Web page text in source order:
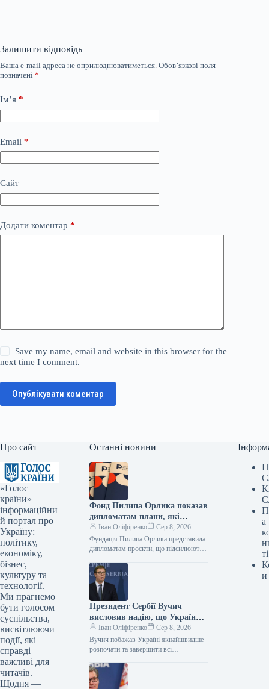
Залишити відповідь
Ваша e-mail адреса не оприлюднюватиметься. Обов’язкові поля
позначені *
Ім’я *
Email *
Сайт
Додати коментар *
Save my name, email and website in this browser for the
next time I comment.
Опублікувати коментар
Про сайт
«Голос
країни» —
інформаційни
й портал про
Україну:
політику,
економіку,
бізнес,
культуру та
технології.
Ми прагнемо
бути голосом
суспільства,
висвітлюючи
події, які
справді
важливі для
читачів.
Щодня —
Останні новини
Фонд Пилипа Орлика показав
дипломатам плани, які
роблять Україну чутнішою на
міжнародній арені.
Іван Оліфіренко
Сер 8, 2026
Фундація Пилипа Орлика представила
дипломатам проєкти, що підсилюють
Фото 08.08.2026 14:12 Укрінформ
Фундація Пилипа Орлика…
Президент Сербії Вучич
висловив надію, що Україна
якнайшвидше розпочне та
завершить переговори щодо
всіх кластерів з
Іван Оліфіренко
Сер 8, 2026
Вучич побажав Україні якнайшвидше
розпочати та завершити всі
14:22 Укрінформ Президент Сербії
Александар Вучич висловив…
а
ті
и